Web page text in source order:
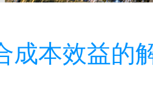
本效益的